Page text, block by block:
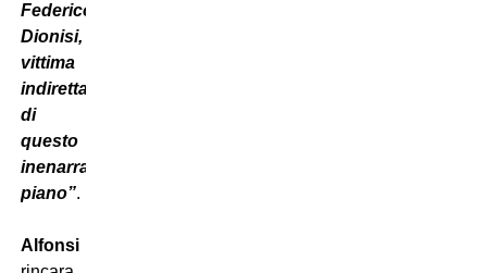
Federico
Dionisi,
vittima
indiretta
di
questo
inenarrabile
piano”.
Alfonsi